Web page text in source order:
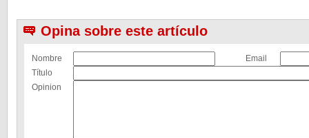
Opina sobre este artículo
Nombre
Email
Título
Opinion